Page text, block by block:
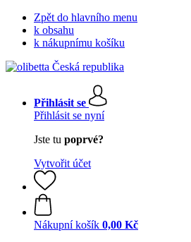
Zpět do hlavního menu
k obsahu
k nákupnímu košíku
Přihlásit se
Přihlásit se nyní
Jste tu poprvé?
Vytvořit účet
Nákupní košík 0,00 Kč